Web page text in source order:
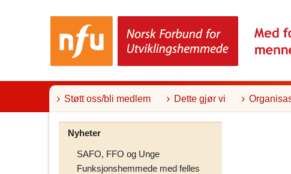
o
Støtt oss/bli medlem Dette gjør vi
Nyheter
SAFO, FFO og Unge
Funksjonshemmede med felles